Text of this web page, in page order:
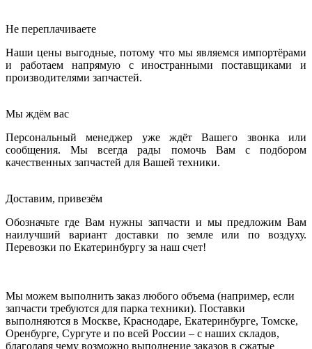
Не переплачиваете
Наши цены выгодные, потому что мы являемся импортёрами
и работаем напрямую с иностранными поставщиками и
производителями запчастей.
Мы ждём вас
Персональный менеджер уже ждёт Вашего звонка или
сообщения. Мы всегда рады помочь Вам с подбором
качественных запчастей для Вашей техники.
Доставим, привезём
Обозначьте где Вам нужны запчасти и мы предложим Вам
наилучший вариант доставки по земле или по воздуху.
Перевозки по Екатеринбургу за наш счет!
Мы можем выполнить заказ любого объема (например, если
запчасти требуются для парка техники). Поставки
выполняются в Москве, Краснодаре, Екатеринбурге, Томске,
Оренбурге, Сургуте и по всей России – с наших складов,
благодаря чему возможно выполнение заказов в сжатые